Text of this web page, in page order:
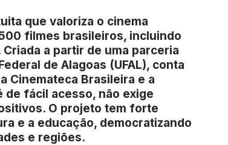
que valoriza o cinema
filmes brasileiros, incluindo
a partir de uma parceria
de Alagoas (UFAL), conta
Cinemateca Brasileira e a
de fácil acesso, não exige
O projeto tem forte
e a educação, democratizando
e regiões.